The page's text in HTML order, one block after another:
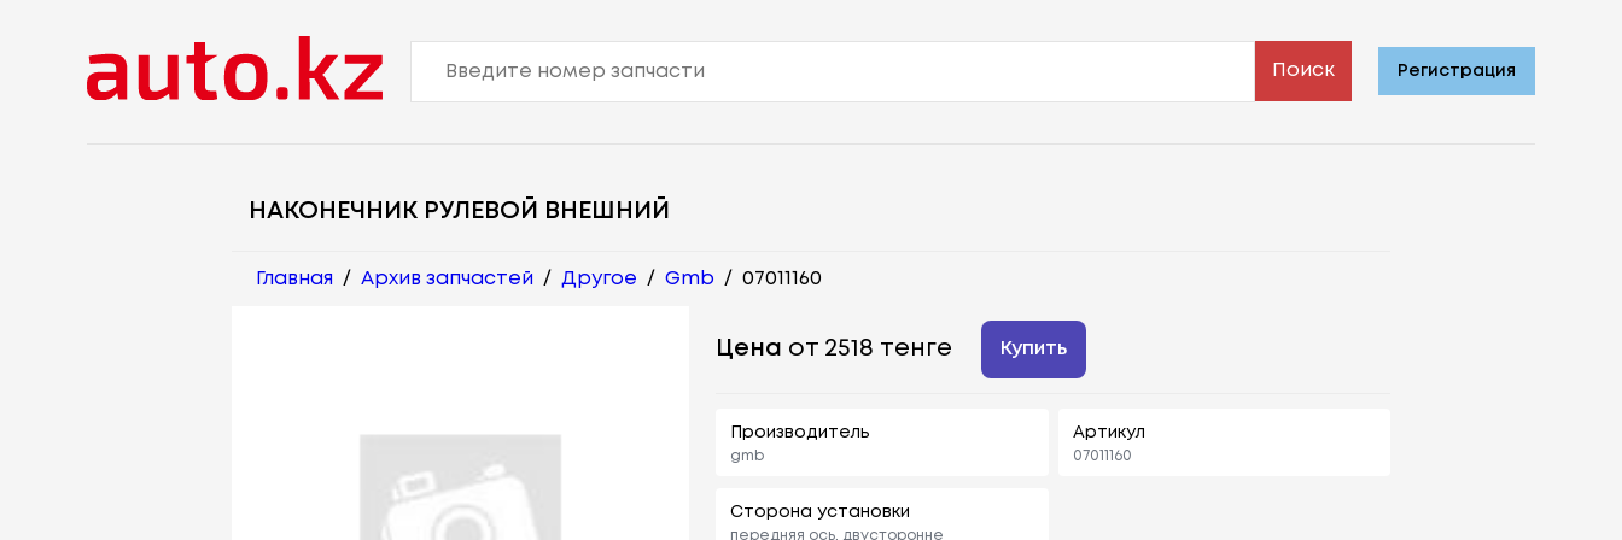
Поиск Регистрация
НАКОНЕЧНИК РУЛЕВОЙ ВНЕШНИЙ
Главная / Архив запчастей / Другое / Gmb / 07011160
Цена от 2518 тенге Купить
Производитель
gmb
Артикул
07011160
Сторона установки
передняя ось, двусторонне